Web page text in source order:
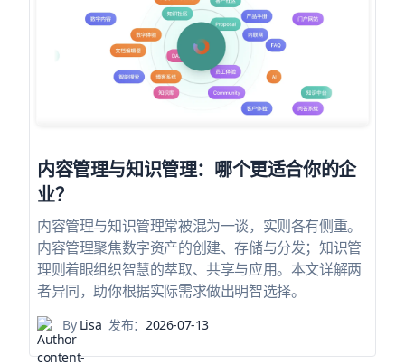
内容管理与知识管理：哪个更适合你的企
业？
内容管理与知识管理常被混为一谈，实则各有侧重。
内容管理聚焦数字资产的创建、存储与分发；知识管
理则着眼组织智慧的萃取、共享与应用。本文详解两
者异同，助你根据实际需求做出明智选择。
ByLisa 发布：2026-07-13